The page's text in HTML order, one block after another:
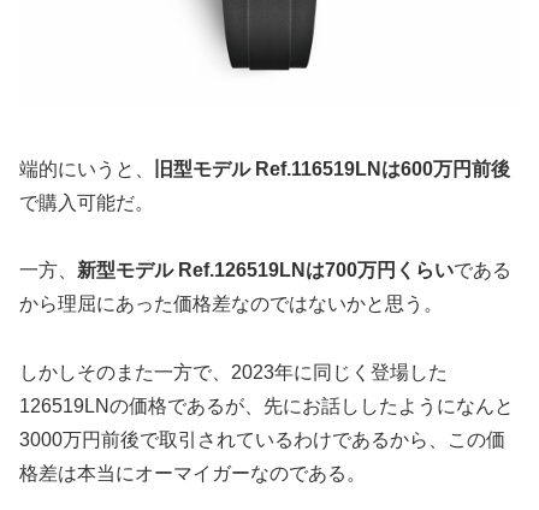
端的にいうと、
旧型モデル Ref.116519LNは600万円前後
で購入可能だ。
一方、 新型モデル Ref.126519LNは700万円くらいである
から理屈にあった価格差なのではないかと思う。
しかしそのまた一方で、2023年に同じく登場した
126519LNの価格であるが、先にお話ししたようになんと
3000万円前後で取引されているわけであるから、この価
格差は本当にオーマイガーなのである。